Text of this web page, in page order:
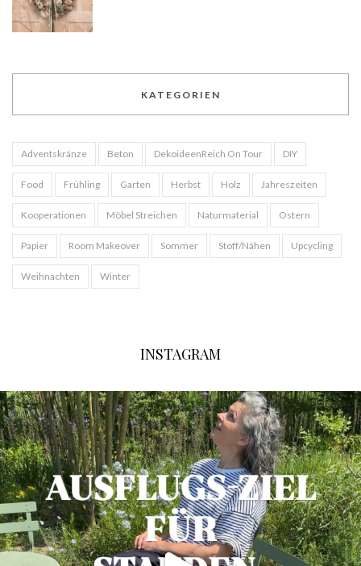
KATEGORIEN
Adventskränze Beton DekoideenReich On Tour DIY
Food Frühling Garten Herbst Holz Jahreszeiten
Kooperationen Möbel Streichen Naturmaterial Ostern
Papier Room Makeover Sommer Stoff/Nähen Upcycling
Weihnachten Winter
INSTAGRAM